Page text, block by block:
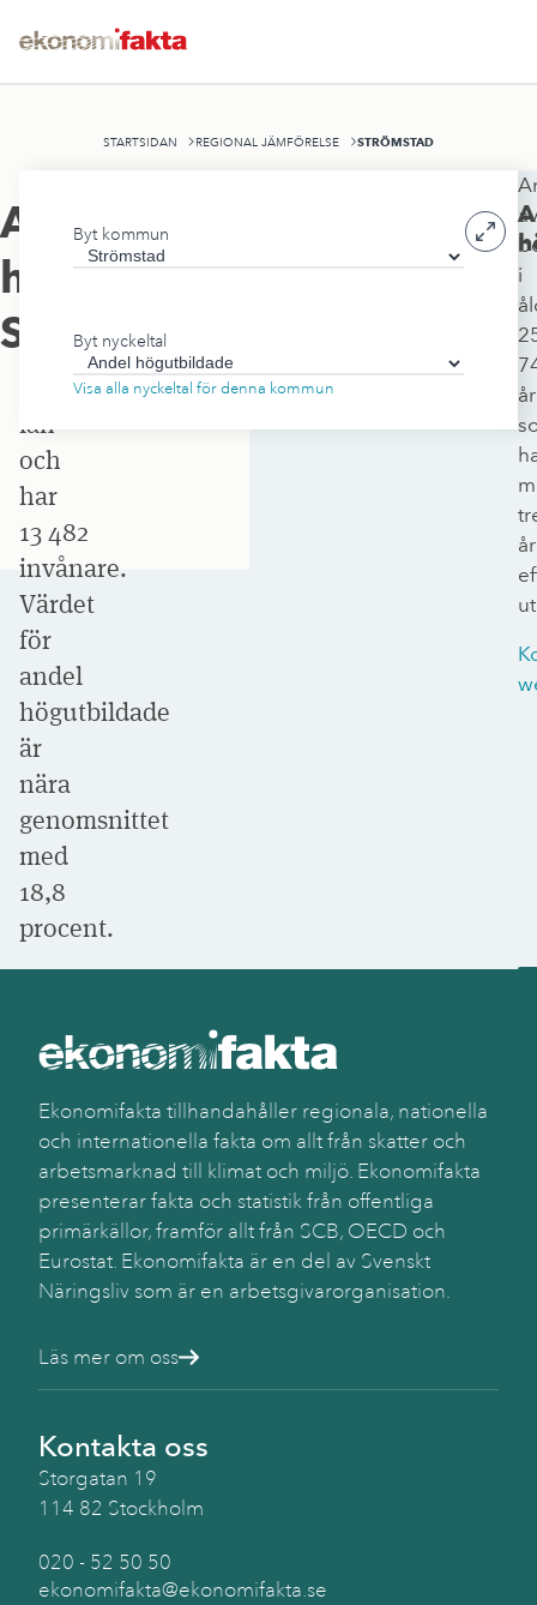
STARTSIDAN REGIONAL JÄMFÖRELSE STRÖMSTAD
Andel
högutbildade,
Strömstad
kommun
ligger
Västra
Götalands
län
och
har
13 482
invånare.
Värdet
för
andel
högutbildade
är
nära
genomsnittet
med
18,8
procent.
Byt kommun
Byt nyckeltal
Visa alla nyckeltal för denna kommun
av
i
år
Ekonomifakta tillhandahåller regionala, nationella
och internationella fakta om allt från skatter och
arbetsmarknad till klimat och miljö. Ekonomifakta
presenterar fakta och statistik från offentliga
primärkällor, framför allt från SCB, OECD och
Eurostat. Ekonomifakta är en del av Svenskt
Näringsliv som är en arbetsgivarorganisation.
Läs mer om oss
Kontakta oss
Storgatan 19
114 82 Stockholm
020 - 52 50 50
ekonomifakta@ekonomifakta.se